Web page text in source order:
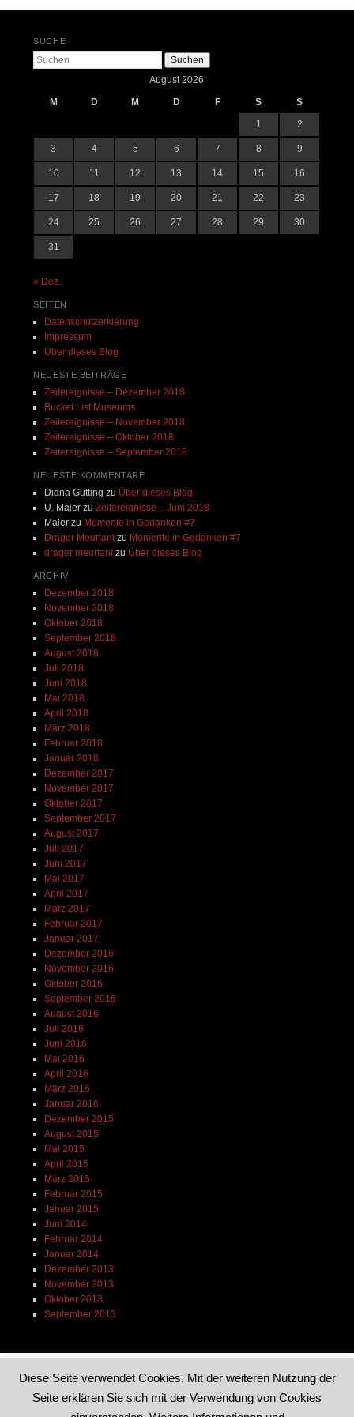
SUCHE
Suchen
August 2026
M
D M D F S
S
1
2
3 4 5 6 7 8 9
10 11 12 13 14 15 16
17 18 19 20 21 22 23
24 25 26 27 28 29 30
31
« Dez.
SEITEN
Datenschutzerklärung
Impressum
Über dieses Blog
NEUESTE BEITRÄGE
Zeitereignisse – Dezember 2018
Bucket List Museums
Zeitereignisse – November 2018
Zeitereignisse – Oktober 2018
Zeitereignisse – September 2018
NEUESTE KOMMENTARE
Diana Gutting zu Über dieses Blog
U. Maierzu Zeitereignisse – Juni 2018
Maierzu Momente in Gedanken #7
Drager Meurtantzu Momente in Gedanken #7
drager meurtantzu Über dieses Blog
ARCHIV
Dezember 2018
November 2018
Oktober 2018
September 2018
August 2018
Juli 2018
Juni 2018
Mai 2018
April 2018
März 2018
Februar 2018
Januar 2018
Dezember 2017
November 2017
Oktober 2017
September 2017
August 2017
Juli 2017
Juni 2017
Mai 2017
April 2017
März 2017
Februar 2017
Januar 2017
Dezember 2016
November 2016
Oktober 2016
September 2016
August 2016
Juli 2016
Juni 2016
Mai 2016
April 2016
März 2016
Januar 2016
Dezember 2015
August 2015
Mai 2015
April 2015
März 2015
Februar 2015
Januar 2015
Juni 2014
Februar 2014
Januar 2014
Dezember 2013
November 2013
Oktober 2013
September 2013
Diese Seite verwendet Cookies. Mit der weiteren Nutzung der
Seite erklären Sie sich mit der Verwendung von Cookies